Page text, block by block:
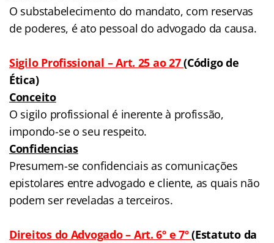
O substabelecimento do mandato, com reservas
de poderes, é ato pessoal do advogado da causa.
Sigilo Profissional – Art. 25 ao 27(Código de
Ética)
Conceito
O sigilo profissional é inerente à profissão,
impondo-se o seu respeito.
Confidencias
Presumem-se confidenciais as comunicações
epistolares entre advogado e cliente, as quais não
podem ser reveladas a terceiros.
Direitos do Advogado – Art. 6º e 7º(Estatuto da